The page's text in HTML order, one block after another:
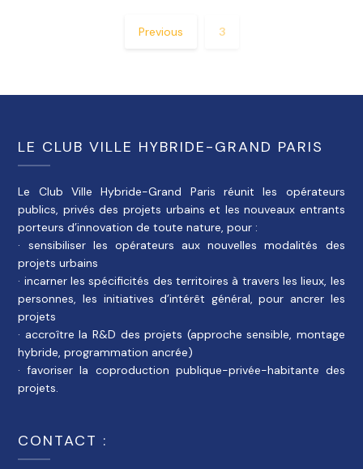
Previous 3
LE CLUB VILLE HYBRIDE-GRAND PARIS
Le Club Ville Hybride-Grand Paris réunit les opérateurs
publics, privés des projets urbains et les nouveaux entrants
porteurs d’innovation de toute nature, pour :
· sensibiliser les opérateurs aux nouvelles modalités des
projets urbains
· incarner les spécificités des territoires à travers les lieux, les
personnes, les initiatives d’intérêt général, pour ancrer les
projets
· accroître la R&D des projets (approche sensible, montage
hybride, programmation ancrée)
· favoriser la coproduction publique-privée-habitante des
projets.
CONTACT :